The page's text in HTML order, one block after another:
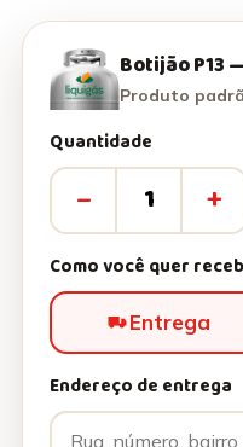
Botijão P13
Produto
Quantidade
– +
Como você quer
Entrega
Endereço de entrega